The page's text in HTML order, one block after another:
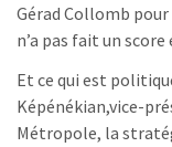
Gérad Collomb
n’a pas fait un
Et ce qui est
Képénékian,vice-
Métropole, la